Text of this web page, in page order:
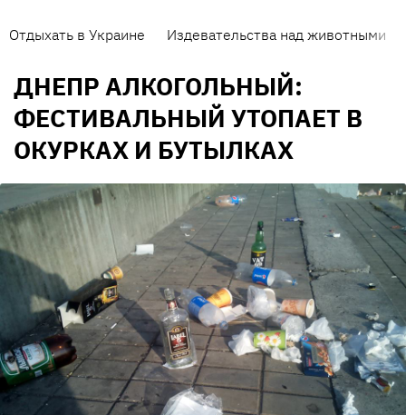
Отдыхать в Украине Издевательства над животными
ДНЕПР АЛКОГОЛЬНЫЙ:
ФЕСТИВАЛЬНЫЙ УТОПАЕТ В
ОКУРКАХ И БУТЫЛКАХ